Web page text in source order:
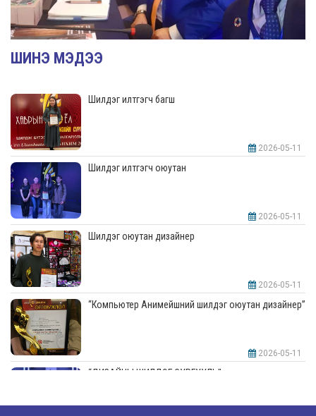
ШИНЭ МЭДЭЭ
Шилдэг илтгэгч багш
2026-05-11
Шилдэг илтгэгч оюутан
2026-05-11
Шилдэг оюутан дизайнер
2026-05-11
“Компьютер Анимейшний шилдэг оюутан дизайнер”
2026-05-11
“ДИЗАЙНЫ ШИЛДЭГ СУРГУУЛЬ”-аар шалгарлаа